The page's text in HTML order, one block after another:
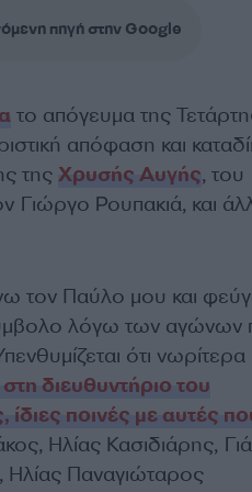
πηγή στην Google
το απόγευμα της
απόφαση και
της Χρυσής Αυγής, του
Ρουπακιά, και
τον Παύλο μου και
λόγω των αγώνων
ότι νωρίτερα
διευθυντήριο του
ποινές με αυτές
Ηλίας Κασιδιάρης,
Παναγιώταρος